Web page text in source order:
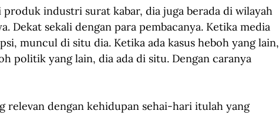
produk industri surat kabar, dia juga berada di wilayah
Dekat sekali dengan para pembacanya. Ketika media
muncul di situ dia. Ketika ada kasus heboh yang lain,
politik yang lain, dia ada di situ. Dengan caranya
relevan dengan kehidupan sehai-hari itulah yang